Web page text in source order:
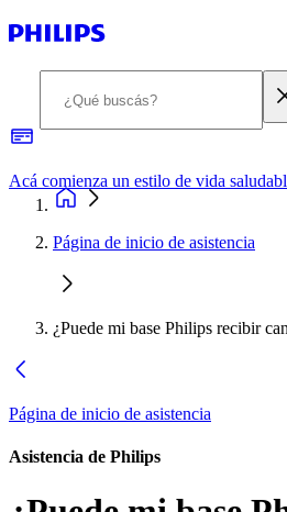
Página de inicio de asistencia
¿Puede mi base Philips recibir
Página de inicio de asistencia
Asistencia de Philips